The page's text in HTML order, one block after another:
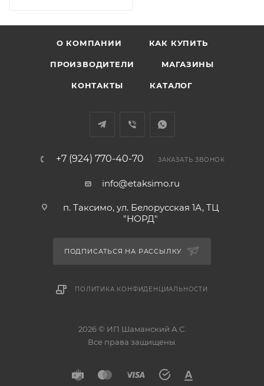
О КОМПАНИИ КАК КУПИТЬ
ПРОИЗВОДИТЕЛИ МАГАЗИНЫ
КОНТАКТЫ КАТАЛОГ
+7 (924) 770-40-70 ЗАКАЗАТЬ ЗВОНОК
info@etaksimo.ru
п. Таксимо, ул. Белорусская 1А, ТЦ
"НОРД"
ПОДПИСАТЬСЯ НА РАССЫЛКУ
ПОЛИТИКА КОНФИДЕНЦИАЛЬНОСТИ
2026 © ИП Шаманский А.С.
Все права защищены.